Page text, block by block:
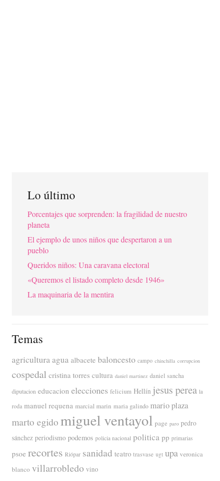
Lo último
Porcentajes que sorprenden: la fragilidad de nuestro
planeta
El ejemplo de unos niños que despertaron a un
pueblo
Queridos niños: Una caravana electoral
«Queremos el listado completo desde 1946»
La maquinaria de la mentira
Temas
agriculturaagua albacete baloncesto campo chinchilla corrupcion
cospedal cristina torres cultura daniel martinez daniel sancha
diputacion educacion elecciones felicium Hellín jesus perea la
roda manuel requena marcial marin maria galindo mario plaza
marto egidomiguel ventayol page paro pedro
sánchez periodismo podemos policia nacional politica pp primarias
psoe recortes Riópar sanidad teatro trasvase ugt upa veronica
blanco villarrobledo vino